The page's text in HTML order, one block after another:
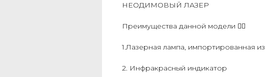
НЕОДИМОВЫЙ ЛАЗЕР
Преимущества данной модели 👇🏻
1.Лазерная лампа, импортированная
2. Инфракрасный индикатор